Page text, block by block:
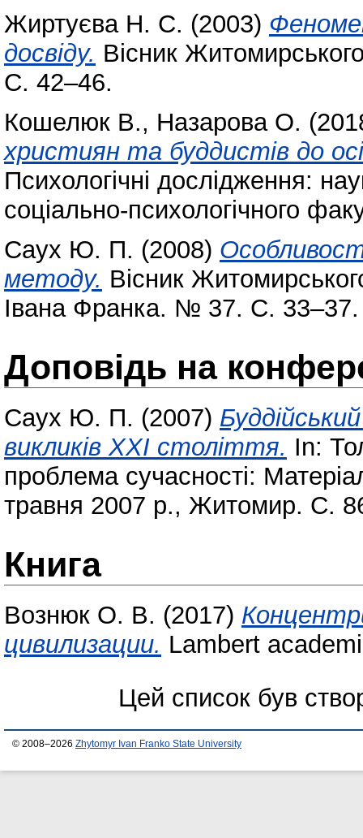
Жиртуєва Н. С. (2003)
досвіду. Вісник
С. 42–46.
Кошелюк В., Назарова О.
християн та буддистів до
Психологічні дослідження:
соціально-психологічного
Саух Ю. П. (2008)
методу. Вісник
Івана Франка. № 37. С. 33–37.
Доповідь на
Саух Ю. П. (2007)
викликів XXI століття. In:
проблема сучасності:
травня 2007 р., Житомир. С.
Книга
Вознюк О. В. (2017)
цивилизации. Lambert
Цей список був
© 2008–2026 Zhytomyr Ivan Franko State University